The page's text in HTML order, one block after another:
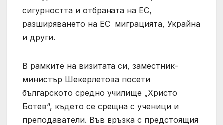
сигурността и отбраната на ЕС,
разширяването на ЕС, миграцията, Украйна
и други.
В рамките на визитата си, заместник-
министър Шекерлетова посети
българското средно училище „Христо
Ботев“, където се срещна с ученици и
преподаватели. Във връзка с предстоящия